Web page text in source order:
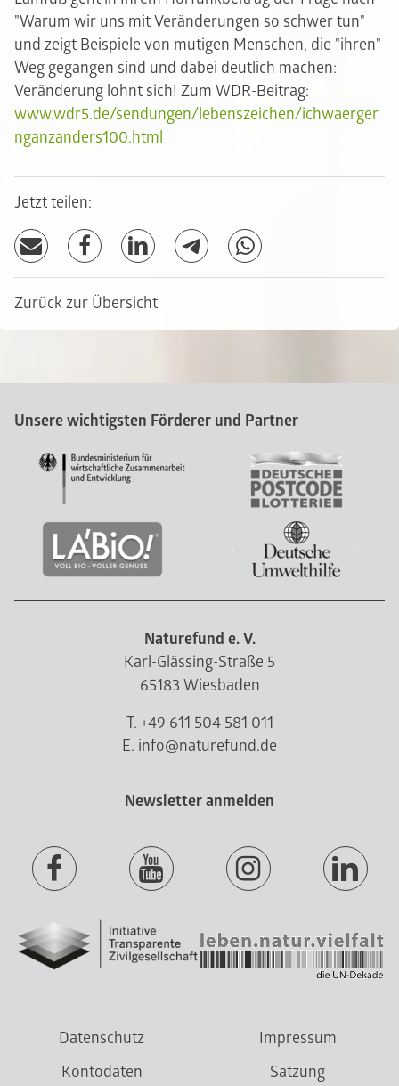
"Warum wir uns mit Veränderungen so schwer tun"
und zeigt Beispiele von mutigen Menschen, die "ihren"
Weg gegangen sind und dabei deutlich machen:
Veränderung lohnt sich! Zum WDR-Beitrag:
www.wdr5.de/sendungen/lebenszeichen/ichwaerger
nganzanders100.html
Jetzt teilen:
Zurück zur Übersicht
Unsere wichtigsten Förderer und Partner
Naturefund e. V.
Karl-Glässing-Straße 5
65183 Wiesbaden
T. +49 611 504 581 011
E. info@naturefund.de
Newsletter anmelden
Datenschutz
Impressum
Kontodaten
Satzung